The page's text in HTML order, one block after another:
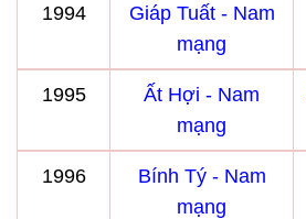
1994
Giáp Tuất - Nam
mạng
1995
Ất Hợi - Nam
mạng
1996
Bính Tý - Nam
mạng